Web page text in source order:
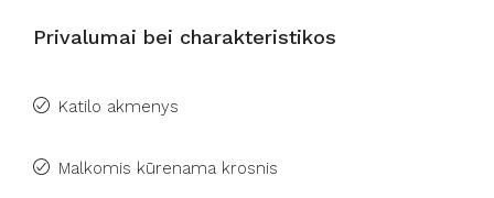
Privalumai bei charakteristikos
Katilo akmenys
Malkomis kūrenama krosnis